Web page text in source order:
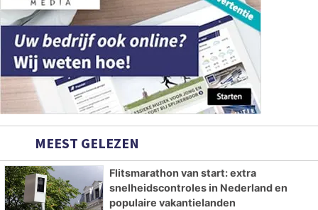
MEEST GELEZEN
Flitsmarathon van start: extra
snelheidscontroles in Nederland en
populaire vakantielanden